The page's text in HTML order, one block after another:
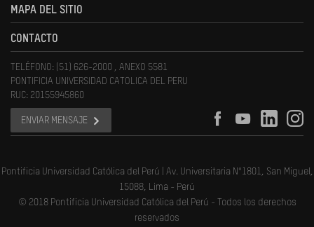
MAPA DEL SITIO
CONTACTO
TELÉFONO: (51) 626-2000 , ANEXO 5581
PONTIFICIA UNIVERSIDAD CATOLICA DEL PERU
RUC: 20155945860
ENVIAR MENSAJE
Pontificia Universidad Católica del Perú | Av. Universitaria N°1801, San Miguel,
15088, Lima - Perú
© 2018 Pontificia Universidad Católica del Perú - Todos los derechos
reservados